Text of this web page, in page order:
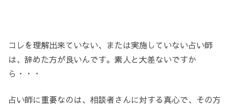
コレを理解出来ていない、または実施していない占い師
は、辞めた方が良いんです。素人と大差ないですか
ら・・・
占い師に重要なのは、相談者さんに対する真心で、その方